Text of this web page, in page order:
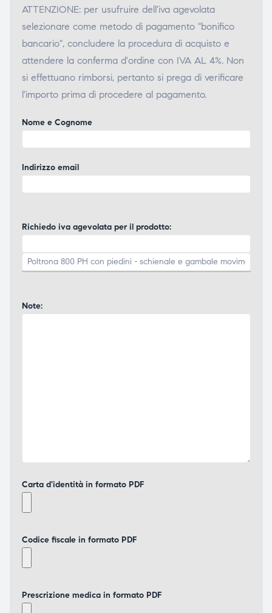
ATTENZIONE: per usufruire dell'iva agevolata
selezionare come metodo di pagamento "bonifico
bancario", concludere la procedura di acquisto e
attendere la conferma d'ordine con IVA AL 4%. Non
si effettuano rimborsi, pertanto si prega di verificare
l'importo prima di procedere al pagamento.
Nome e Cognome
Indirizzo email
Richiedo iva agevolata per il prodotto:
Note:
Carta d'identità in formato PDF
Codice fiscale in formato PDF
Prescrizione medica in formato PDF